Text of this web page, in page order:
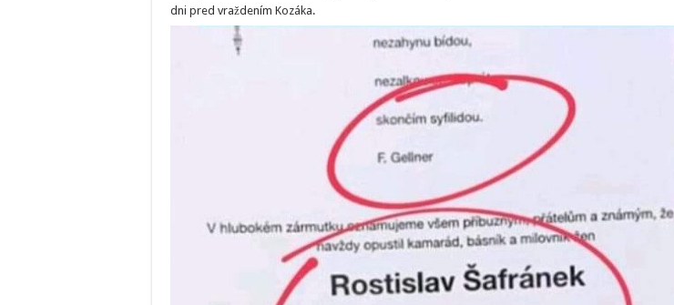
dni pred vraždením Kozáka.